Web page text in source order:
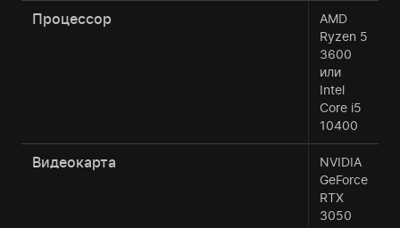
Процессор
AMD
Ryzen 5
3600
или
Intel
Core i5
10400
Видеокарта
NVIDIA
GeForce
RTX
3050